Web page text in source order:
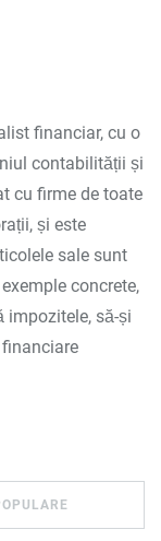
financiar, cu o
contabilității și
cu firme de toate
și este
sale sunt
concrete,
impozitele, să-și